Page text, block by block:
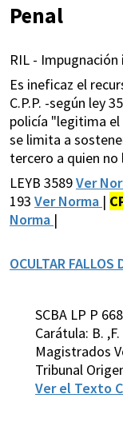
Penal
RIL -
Es ineficaz el
C.P.P. -según ley
policía "legitima
se limita a
tercero a quien
LEYB 3589Ver
193 Ver Norma |
Norma |
OCULTAR FALLOS
SCBA LP P
Carátula: B.
Magistrados
Tribunal
Ver el Texto